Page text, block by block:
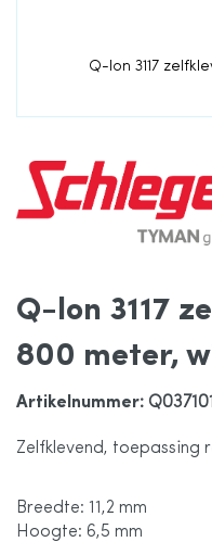
Q-lon 3117
800 meter,
Artikelnummer:
Zelfklevend, toepassing
Breedte: 11,2 mm
Hoogte: 6,5 mm
Q-lon 3117
naar
begin
van
gallerij